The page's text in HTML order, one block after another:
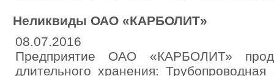
Неликвиды ОАО «КАРБОЛИТ»
08.07.2016
Предприятие ОАО «КАРБОЛИТ»
длительного хранения: